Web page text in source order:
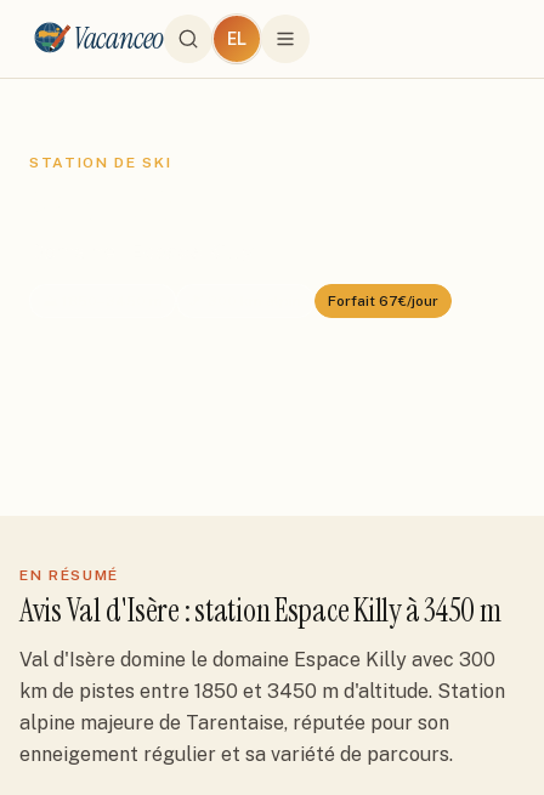
Vacanceo EL
STATION DE SKI
Forfait 67€/jour
EN RÉSUMÉ
AvisVal d'Isère: stationEspace Killyà 3450 m
Val d'Isère domine le domaine Espace Killy avec 300
km de pistes entre 1850 et 3450 m d'altitude. Station
alpine majeure de Tarentaise, réputée pour son
enneigement régulier et sa variété de parcours.